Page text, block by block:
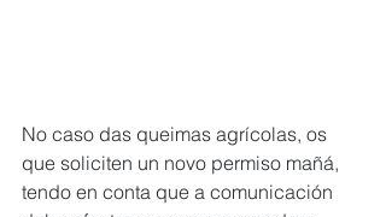
No caso das queimas agrícolas, os
que soliciten un novo permiso mañá,
tendo en conta que a comunicación